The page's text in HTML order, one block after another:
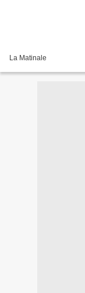
La Matinale